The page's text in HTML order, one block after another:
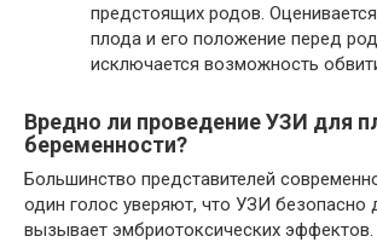
предстоящих родов.
плода и его положение перед
исключается возможность
Вредно ли проведение УЗИ для
беременности?
Большинство представителей
один голос уверяют, что УЗИ безопасно
вызывает эмбриотоксических эффектов.